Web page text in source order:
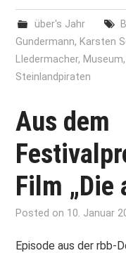
über's Jahr
Gundermann, Karsten
LIedermacher, Museum,
Steinlandpiraten
Aus dem
Film „Die
Posted on 10. Januar
Episode aus der rbb-